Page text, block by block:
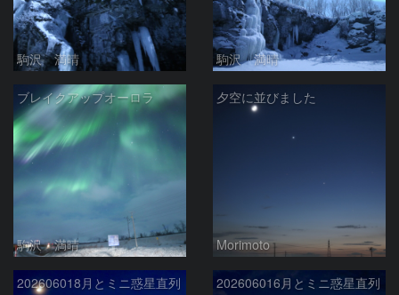
駒沢 満晴 駒沢 満晴
ブレイクアップオーロラ
駒沢 満晴
夕空に並びました
Morimoto
202606018月とミニ惑星直列 202606016月とミニ惑星直列